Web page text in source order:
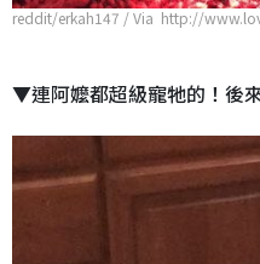
reddit/erkah147 / Via http://
▼連阿嬤都超級寵牠的！後